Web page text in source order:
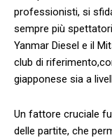
professionisti, si
⁣sempre più
Yanmar Diesel e il
club di
giapponese sia a
Un ⁢fattore cruciale
delle partite, che